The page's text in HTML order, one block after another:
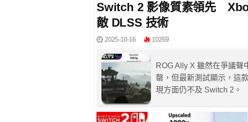
Switch 2 影像質素領先
敵 DLSS 技術
2025-10-16 10269
ROG Ally X 雖然在爭議聲
罄，但最新測試顯示，這
現方面仍不及 Switch 2。